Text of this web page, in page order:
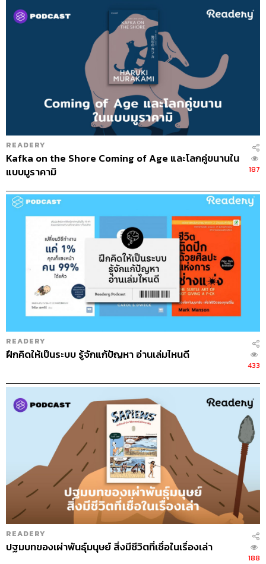
READERY
Kafka on the Shore Coming of Age และโลกคู่ขนานใน
แบบมูราคามิ
187
READERY
ฝึกคิดให้เป็นระบบ รู้จักแก้ปัญหา อ่านเล่มไหนดี
433
READERY
ปฐมบทของเผ่าพันธุ์มนุษย์ สิ่งมีชีวิตที่เชื่อในเรื่องเล่า
188